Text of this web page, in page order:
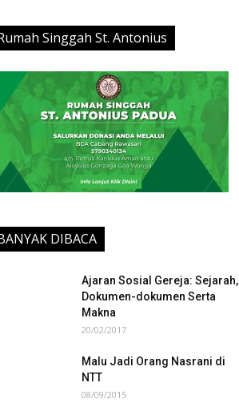
Singgah St. Antonius
DIBACA
Ajaran Sosial Gereja: Sejarah,
Dokumen-dokumen Serta
Makna
20/02/2017
Malu Jadi Orang Nasrani di
NTT
08/09/2015